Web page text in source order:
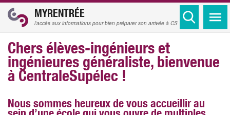
MYRENTRÉE
l'accès aux informations pour bien préparer son arrivée à CS
Chers élèves-ingénieurs et
ingénieures généraliste, bienvenue
à CentraleSupélec !
Nous sommes heureux de vous accueillir au